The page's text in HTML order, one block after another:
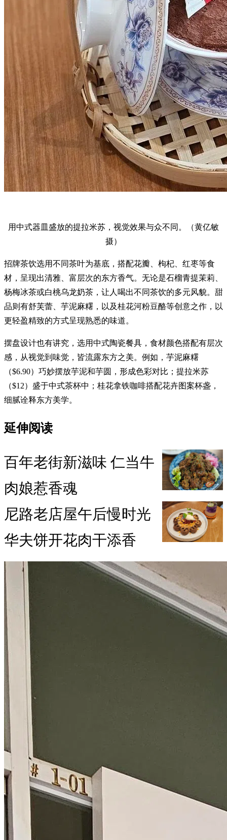
用中式器皿盛放的提拉米苏，视觉效果与众不同。（黄亿敏
摄）
招牌茶饮选用不同茶叶为基底，搭配花瓣、枸杞、红枣等食
材，呈现出清雅、富层次的东方香气。无论是石榴青提茉莉、
杨梅冰茶或白桃乌龙奶茶，让人喝出不同茶饮的多元风貌。甜
品则有舒芙蕾、芋泥麻糬，以及桂花河粉豆酪等创意之作，以
更轻盈精致的方式呈现熟悉的味道。
摆盘设计也有讲究，选用中式陶瓷餐具，食材颜色搭配有层次
感，从视觉到味觉，皆流露东方之美。例如，芋泥麻糬
（$6.90）巧妙摆放芋泥和芋圆，形成色彩对比；提拉米苏
（$12）盛于中式茶杯中；桂花拿铁咖啡搭配花卉图案杯盏，
细腻诠释东方美学。
延伸阅读
百年老街新滋味 仁当牛
肉娘惹香魂
尼路老店屋午后慢时光
华夫饼开花肉干添香